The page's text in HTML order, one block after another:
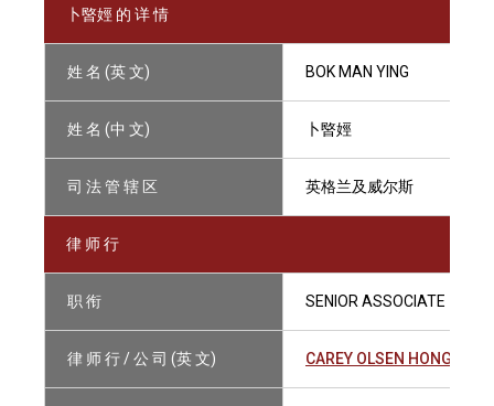
卜暋娙 的 详 情
姓 名 (英 文) BOK MAN YING
姓 名 (中 文) 卜暋娙
司 法 管 辖 区 英格兰及威尔斯
律 师 行
职 衔 SENIOR ASSOCIATE
律 师 行 / 公 司 (英 文) CAREY OLSEN HONG